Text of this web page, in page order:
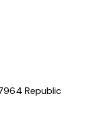
Republic